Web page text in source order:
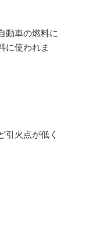
動車の燃料に
に使われま
火点が低く